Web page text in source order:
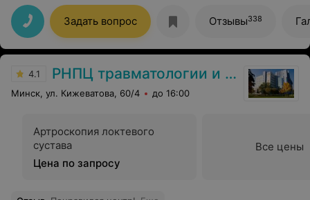
после всех процедур. Врач очень внимательный, все
предельно доступно поясняет. Благодарен Сидорову
Сергею Александровичу за золотые руки и доброе
сердце. Работа всего хирургического отделения
центра на высоте.
Задать вопрос Отзывы338
4.1 РНПЦ травматологии и ортопедии
Минск, ул. Кижеватова, 60/4 до 16:00
Артроскопия локтевого
сустава
Цена по запросу
Все цены